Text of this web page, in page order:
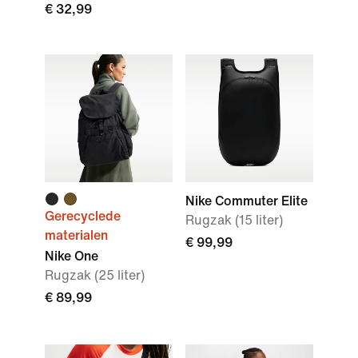
€ 32,99
Gerecyclede
materialen
Nike One
Rugzak (25 liter)
€ 89,99
Nike Commuter Elite
Rugzak (15 liter)
€ 99,99